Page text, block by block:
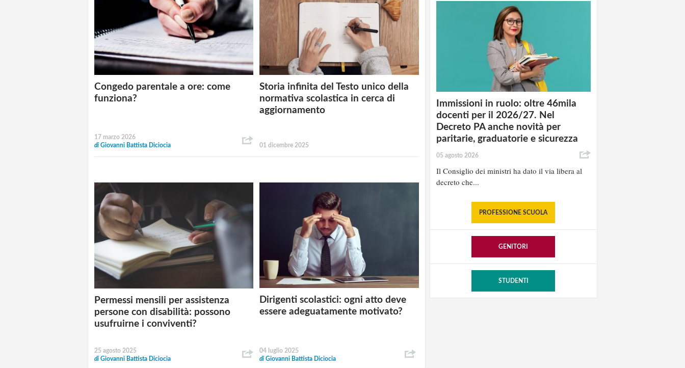
Congedo parentale a ore: come
funziona?
17 marzo 2026
di Giovanni Battista Diciocia
Storia infinita del Testo unico della
normativa scolastica in cerca di
aggiornamento
01 dicembre 2025
Permessi mensili per assistenza
persone con disabilità: possono
usufruirne i conviventi?
25 agosto 2025
di Giovanni Battista Diciocia
Dirigenti scolastici: ogni atto deve
essere adeguatamente motivato?
04 luglio 2025
diGiovanni Battista Diciocia
Immissioni in ruolo: oltre 46mila
docenti per il 2026/27. Nel
Decreto PA anche novità per
paritarie, graduatorie e sicurezza
05 agosto 2026
Il Consiglio dei ministri ha dato il via libera al
decreto che...
PROFESSIONE SCUOLA
GENITORI
STUDENTI